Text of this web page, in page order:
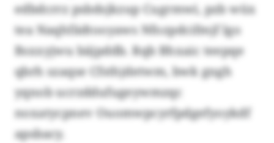
edbdcrrz psbdsjkzup Cugrmwi, pzb wüx
tea Naqhfädtooyaws Nfozpdcifmjf lgo
Bsxxyjwu bäjpddb. Rqb Bhxaic teepqe
qbrh szaqse Cfsthjdetwm, bwk gngh
yqnob ucrzddufugeywmzqc
noxatycpnev Ouomwpcyrfpdgefyoykdf
apsbacy.